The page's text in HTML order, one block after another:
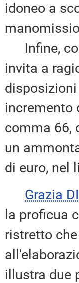
idoneo a
Infine,
invita a
incremento
comma 66,
un
di euro, nel
Grazia
la proficua
ristretto
illustra due